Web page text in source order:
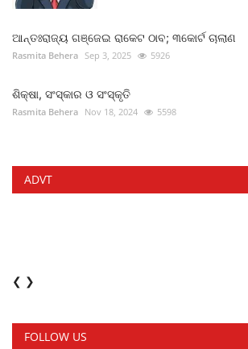
ଆନ୍ତଃରାଜ୍ୟ ଗଞ୍ଜେଇ ରାକେଟ ଠାବ; ୩କୋର୍ଟ ଚାଲାଣ
Rasmita Behera Sep 3, 2025 5926
ଶିକ୍ଷା, ସଂସ୍କାର ଓ ସଂସ୍କୃତି
Rasmita Behera Nov 18, 2024 5598
ADVT
❮ ❯
FOLLOW US